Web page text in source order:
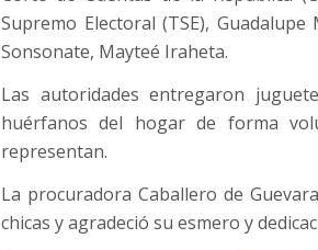
Supremo Electoral (TSE),
Sonsonate, Mayteé Iraheta.
Las autoridades entregaron
huérfanos del hogar de forma
representan.
La procuradora Caballero de
chicas y agradeció su esmero y